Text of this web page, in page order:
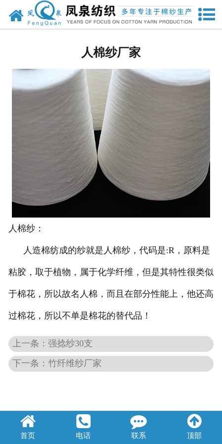
网站首页
竹纤维纱
其他纱线
其他针织面料
强捻纱
天丝
人棉纱厂家
人棉纱：
人造棉纺成的纱就是人棉纱，代码是:R，原料是
粘胶，取于植物，属于化学纤维，但是其特性很类似
于棉花，所以故名人棉，而且在部分性能上，他还高
过棉花，所以不单是棉花的替代品！
上一条：强捻纱30支
下一条：竹纤维纱厂家
首页 电话 联系 顶部